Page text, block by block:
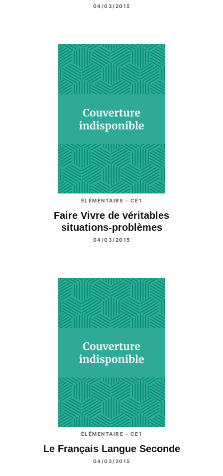
04/03/2015
ÉLÉMENTAIRE - CE1
Faire Vivre de véritables
situations-problèmes
04/03/2015
ÉLÉMENTAIRE - CE1
Le Français Langue Seconde
04/03/2015